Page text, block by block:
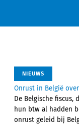
NIEUWS
Onrust in België
De Belgische
hun btw al hadden
onrust geleid bij